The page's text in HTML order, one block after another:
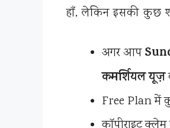
हाँ, लेकिन इसकी कुछ
अगर आप
कमर्शियल यूज़
Free Plan में